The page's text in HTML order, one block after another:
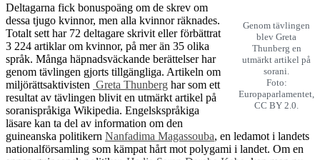
Genom tävlingen
blev Greta
Thunberg en
utmärkt artikel på
sorani.
Foto:
Europaparlamentet,
CC BY 2.0.
Deltagarna fick bonuspoäng om de skrev om
dessa tjugo kvinnor, men alla kvinnor räknades.
Totalt sett har 72 deltagare skrivit eller förbättrat
3 224 artiklar om kvinnor, på mer än 35 olika
språk. Många häpnadsväckande berättelser har
genom tävlingen gjorts tillgängliga. Artikeln om
miljörättsaktivisten Greta Thunberg har som ett
resultat av tävlingen blivit en utmärkt artikel på
soranispråkiga Wikipedia. Engelskspråkiga
läsare kan ta del av information om den
guineanska politikern Nanfadima Magassouba, en ledamot i landets
nationalförsamling som kämpat hårt mot polygami i landet. Om en